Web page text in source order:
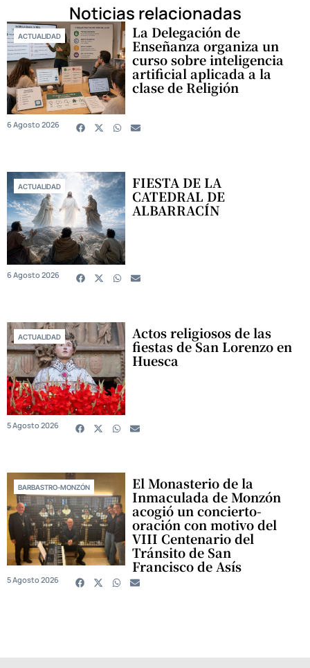
Noticias relacionadas
ACTUALIDAD La Delegación de
Enseñanza organiza un
curso sobre inteligencia
artificial aplicada a la
clase de Religión
6 Agosto 2026
ACTUALIDAD FIESTA DE LA
CATEDRAL DE
ALBARRACÍN
6 Agosto 2026
ACTUALIDAD Actos religiosos de las
fiestas de San Lorenzo en
Huesca
5 Agosto 2026
BARBASTRO-MONZÓN El Monasterio de la
Inmaculada de Monzón
acogió un concierto-
oración con motivo del
VIII Centenario del
Tránsito de San
Francisco de Asís
5 Agosto 2026